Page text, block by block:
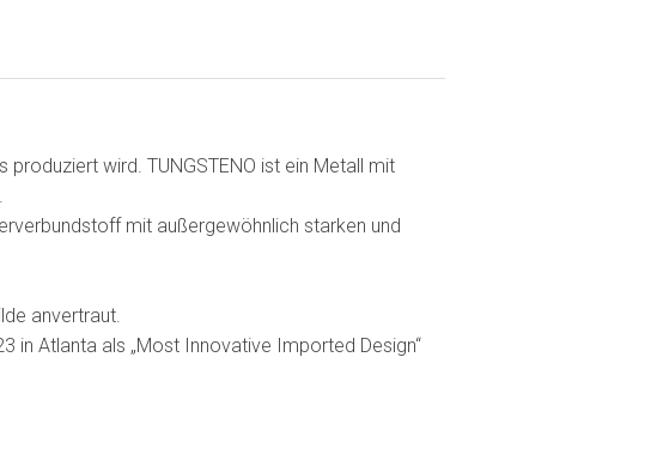
produziert wird. TUNGSTENO ist ein Metall mit
mit außergewöhnlich starken und
anvertraut.
in Atlanta als „Most Innovative Imported Design“